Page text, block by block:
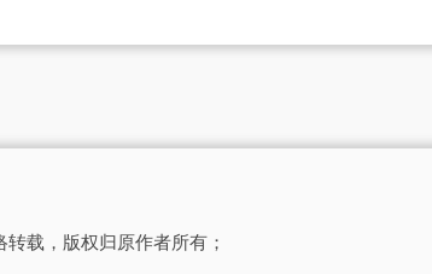
载，版权归原作者所有；